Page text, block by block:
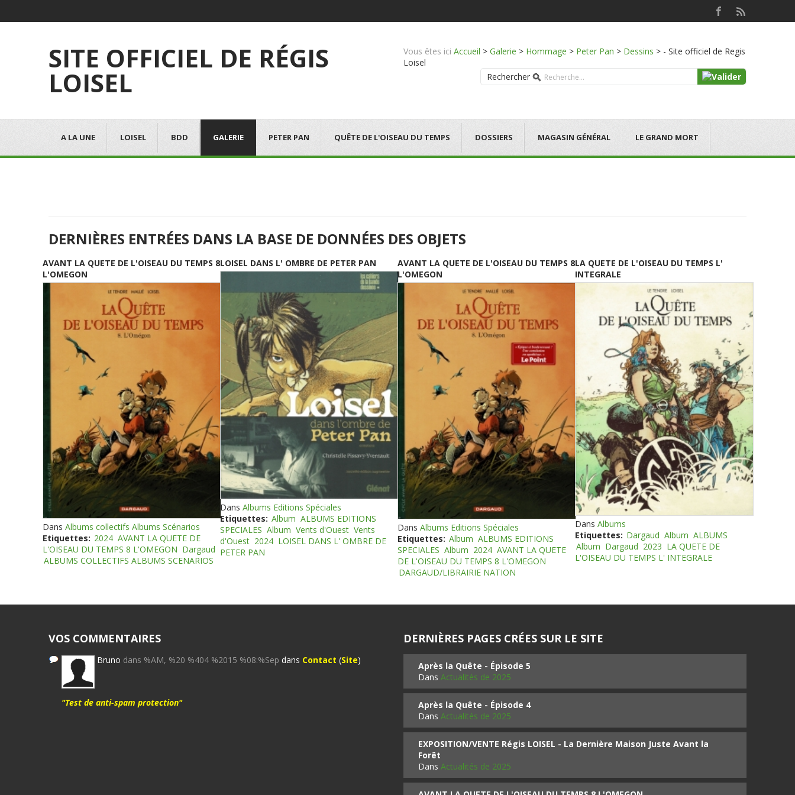
SITE OFFICIEL DE RÉGIS
LOISEL
Vous êtes ici Accueil > Galerie > Hommage > Peter Pan > Dessins > - Site officiel de Regis
Loisel
Rechercher
A LA UNE LOISEL BDD GALERIE PETER PAN QUÊTE DE L'OISEAU DU TEMPS DOSSIERS MAGASIN GÉNÉRAL LE GRAND MORT
DERNIÈRES ENTRÉES DANS LA BASE DE DONNÉES DES OBJETS
AVANT LA QUETE DE L'OISEAU DU TEMPS 8
L'OMEGON
Dans Albums collectifs Albums Scénarios
Etiquettes: 2024 AVANT LA QUETE DE
L'OISEAU DU TEMPS 8 L'OMEGON Dargaud
ALBUMS COLLECTIFS ALBUMS SCENARIOS
LOISEL DANS L' OMBRE DE PETER PAN
Dans Albums Editions Spéciales
Etiquettes: Album ALBUMS EDITIONS
SPECIALES Album Vents d'Ouest Vents
d'Ouest 2024 LOISEL DANS L' OMBRE DE
PETER PAN
AVANT LA QUETE DE L'OISEAU DU TEMPS 8
L'OMEGON
Dans Albums Editions Spéciales
Etiquettes: Album ALBUMS EDITIONS
SPECIALES Album 2024 AVANT LA QUETE
DE L'OISEAU DU TEMPS 8 L'OMEGON
DARGAUD/LIBRAIRIE NATION
LA QUETE DE L'OISEAU DU TEMPS L'
INTEGRALE
Dans Albums
Etiquettes: Dargaud Album ALBUMS
Album Dargaud 2023 LA QUETE DE
L'OISEAU DU TEMPS L' INTEGRALE
VOS COMMENTAIRES
Bruno dans %AM, %20 %404 %2015 %08:%Sep dans Contact (Site)
"Test de anti-spam protection"
DERNIÈRES PAGES CRÉES SUR LE SITE
Après la Quête - Épisode 5
Dans Actualités de 2025
Après la Quête - Épisode 4
Dans Actualités de 2025
EXPOSITION/VENTE Régis LOISEL - La Dernière Maison Juste Avant la
Forêt
Dans Actualités de 2025